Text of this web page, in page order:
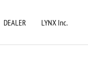
DEALER LYNX Inc.